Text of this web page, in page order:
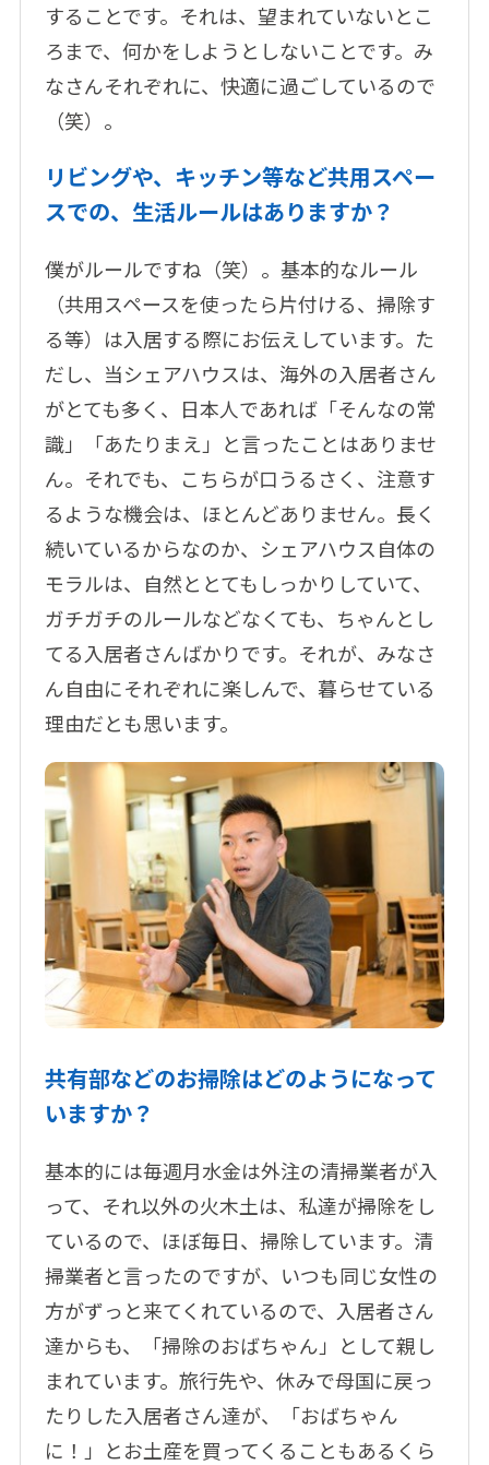
することです。それは、望まれていないとこ
ろまで、何かをしようとしないことです。み
なさんそれぞれに、快適に過ごしているので
（笑）。
リビングや、キッチン等など共用スペー
スでの、生活ルールはありますか？
僕がルールですね（笑）。基本的なルール
（共用スペースを使ったら片付ける、掃除す
る等）は入居する際にお伝えしています。た
だし、当シェアハウスは、海外の入居者さん
がとても多く、日本人であれば「そんなの常
識」「あたりまえ」と言ったことはありませ
ん。それでも、こちらが口うるさく、注意す
るような機会は、ほとんどありません。長く
続いているからなのか、シェアハウス自体の
モラルは、自然ととてもしっかりしていて、
ガチガチのルールなどなくても、ちゃんとし
てる入居者さんばかりです。それが、みなさ
ん自由にそれぞれに楽しんで、暮らせている
理由だとも思います。
共有部などのお掃除はどのようになって
いますか？
基本的には毎週月水金は外注の清掃業者が入
って、それ以外の火木土は、私達が掃除をし
ているので、ほぼ毎日、掃除しています。清
掃業者と言ったのですが、いつも同じ女性の
方がずっと来てくれているので、入居者さん
達からも、「掃除のおばちゃん」として親し
まれています。旅行先や、休みで母国に戻っ
たりした入居者さん達が、「おばちゃん
に！」とお土産を買ってくることもあるくら